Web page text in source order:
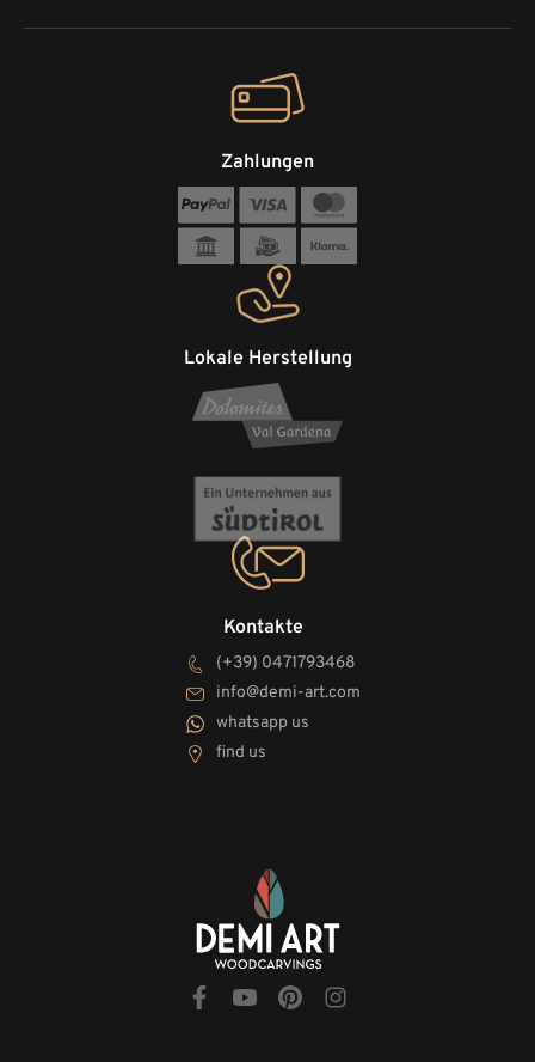
Kontakte
(+39) 0471793468
info@demi-art.com
whatsapp us
find us
Lokale Herstellung
Zahlungen